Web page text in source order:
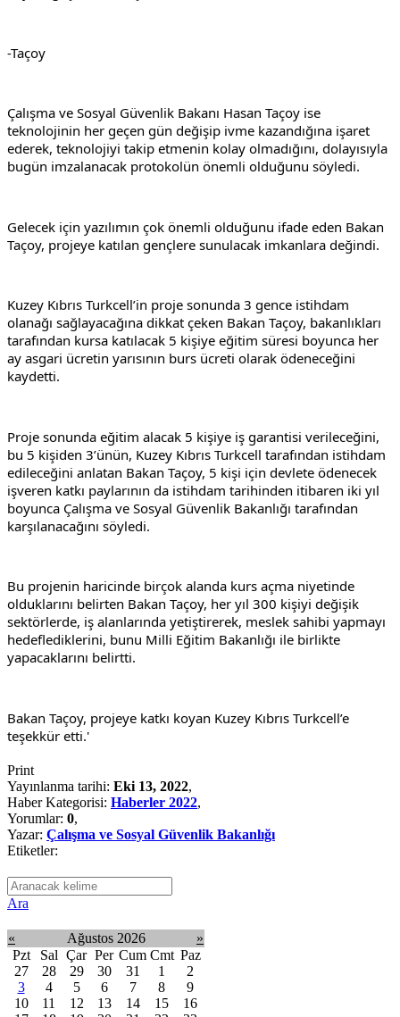
-Taçoy
Çalışma ve Sosyal Güvenlik Bakanı Hasan Taçoy ise
teknolojinin her geçen gün değişip ivme kazandığına işaret
ederek, teknolojiyi takip etmenin kolay olmadığını, dolayısıyla
bugün imzalanacak protokolün önemli olduğunu söyledi.
Gelecek için yazılımın çok önemli olduğunu ifade eden Bakan
Taçoy, projeye katılan gençlere sunulacak imkanlara değindi.
Kuzey Kıbrıs Turkcell’in proje sonunda 3 gence istihdam
olanağı sağlayacağına dikkat çeken Bakan Taçoy, bakanlıkları
tarafından kursa katılacak 5 kişiye eğitim süresi boyunca her
ay asgari ücretin yarısının burs ücreti olarak ödeneceğini
kaydetti.
Proje sonunda eğitim alacak 5 kişiye iş garantisi verileceğini,
bu 5 kişiden 3’ünün, Kuzey Kıbrıs Turkcell tarafından istihdam
edileceğini anlatan Bakan Taçoy, 5 kişi için devlete ödenecek
işveren katkı paylarının da istihdam tarihinden itibaren iki yıl
boyunca Çalışma ve Sosyal Güvenlik Bakanlığı tarafından
karşılanacağını söyledi.
Bu projenin haricinde birçok alanda kurs açma niyetinde
olduklarını belirten Bakan Taçoy, her yıl 300 kişiyi değişik
sektörlerde, iş alanlarında yetiştirerek, meslek sahibi yapmayı
hedeflediklerini, bunu Milli Eğitim Bakanlığı ile birlikte
yapacaklarını belirtti.
Bakan Taçoy, projeye katkı koyan Kuzey Kıbrıs Turkcell’e
teşekkür etti.'
Print
Yayınlanma tarihi: Eki 13, 2022,
Haber Kategorisi: Haberler 2022,
Yorumlar: 0,
Yazar: Çalışma ve Sosyal Güvenlik Bakanlığı
Etiketler:
Ara
« Ağustos 2026
»
Pzt
Sal Çar Per Cum Cmt Paz
27
28 29 30 31 1
2
3
4 5 6 7 8
9
10
11 12 13 14 15
16